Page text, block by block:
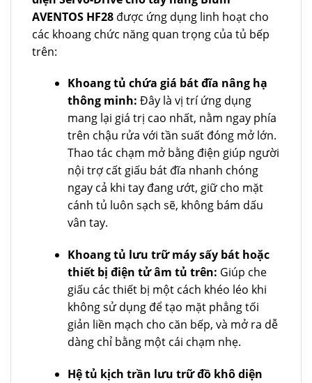
AVENTOS HF28 được ứng dụng linh hoạt cho
các khoang chức năng quan trọng của tủ bếp
trên:
Khoang tủ chứa giá bát đĩa nâng hạ
thông minh: Đây là vị trí ứng dụng
mang lại giá trị cao nhất, nằm ngay phía
trên chậu rửa với tần suất đóng mở lớn.
Thao tác chạm mở bằng điện giúp người
nội trợ cất giấu bát đĩa nhanh chóng
ngay cả khi tay đang ướt, giữ cho mặt
cánh tủ luôn sạch sẽ, không bám dấu
vân tay.
Khoang tủ lưu trữ máy sấy bát hoặc
thiết bị điện tử âm tủ trên: Giúp che
giấu các thiết bị một cách khéo léo khi
không sử dụng để tạo mặt phẳng tối
giản liền mạch cho căn bếp, và mở ra dễ
dàng chỉ bằng một cái chạm nhẹ.
Hệ tủ kịch trần lưu trữ đồ khô diện